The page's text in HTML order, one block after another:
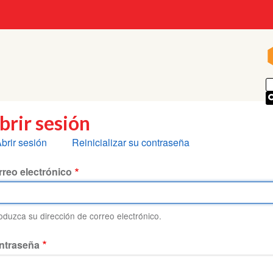
sesión
sesión Reinicializar su contraseña
electrónico
su dirección de correo electrónico.